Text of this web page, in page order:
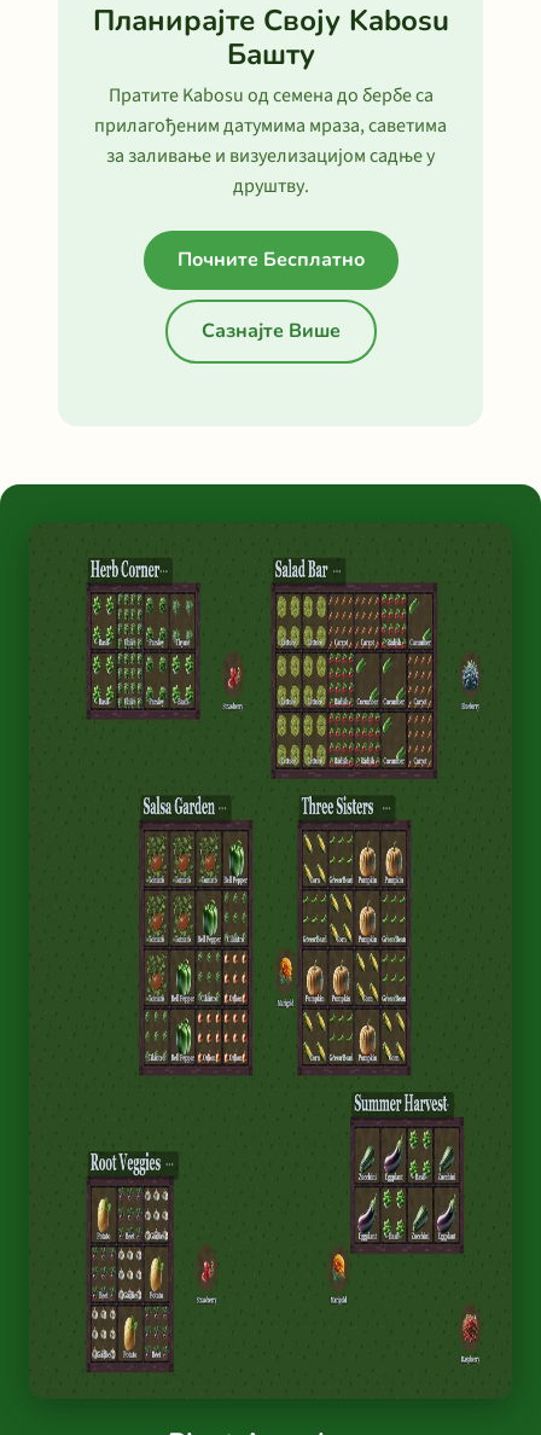
Планирајте Своју Kabosu
Башту
Пратите Kabosu од семена до бербе са
прилагођеним датумима мраза, саветима
за заливање и визуелизацијом садње у
друштву.
Почните Бесплатно
Сазнајте Више